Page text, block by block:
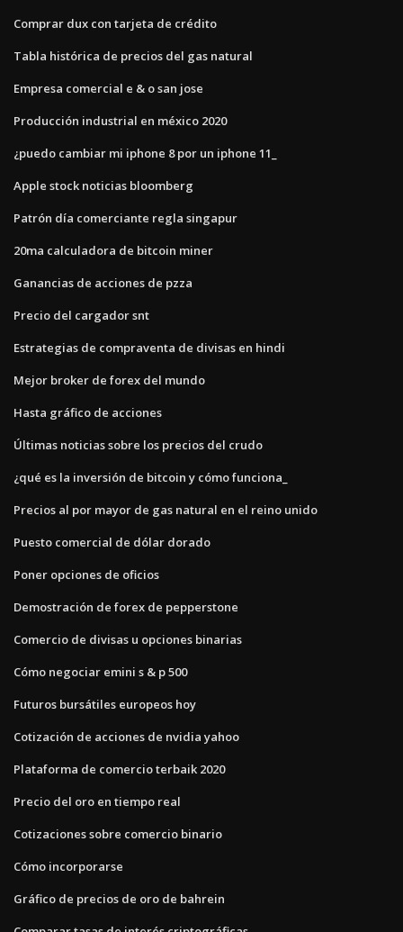
Comprar dux con tarjeta de crédito
Tabla histórica de precios del gas natural
Empresa comercial e & o san jose
Producción industrial en méxico 2020
¿puedo cambiar mi iphone 8 por un iphone 11_
Apple stock noticias bloomberg
Patrón día comerciante regla singapur
20ma calculadora de bitcoin miner
Ganancias de acciones de pzza
Precio del cargador snt
Estrategias de compraventa de divisas en hindi
Mejor broker de forex del mundo
Hasta gráfico de acciones
Últimas noticias sobre los precios del crudo
¿qué es la inversión de bitcoin y cómo funciona_
Precios al por mayor de gas natural en el reino unido
Puesto comercial de dólar dorado
Poner opciones de oficios
Demostración de forex de pepperstone
Comercio de divisas u opciones binarias
Cómo negociar emini s & p 500
Futuros bursátiles europeos hoy
Cotización de acciones de nvidia yahoo
Plataforma de comercio terbaik 2020
Precio del oro en tiempo real
Cotizaciones sobre comercio binario
Cómo incorporarse
Gráfico de precios de oro de bahrein